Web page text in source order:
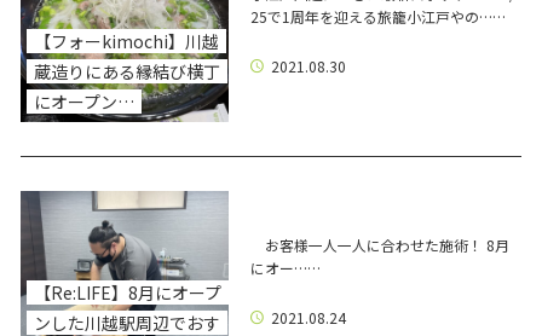
【フォーkimochi】川越
蔵造りにある縁結び横丁
にオープン…
25で1周年を迎える旅籠小江戸やの……
2021.08.30
【Re:LIFE】8月にオープ
ンした川越駅周辺でおす
お客様一人一人に合わせた施術！ 8月
にオー……
2021.08.24